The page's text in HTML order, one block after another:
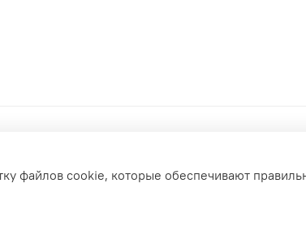
файлов cookie, которые обеспечивают